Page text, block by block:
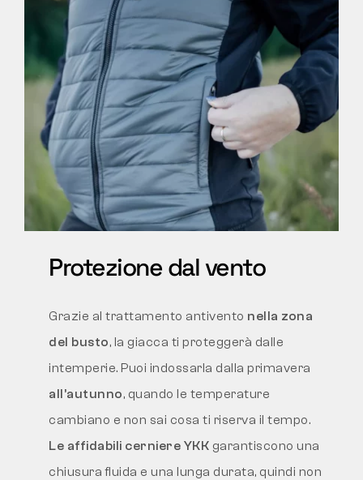
Protezione dal vento
Grazie al trattamento antivento nella zona
del busto, la giacca ti proteggerà dalle
intemperie. Puoi indossarla dalla primavera
all’autunno, quando le temperature
cambiano e non sai cosa ti riserva il tempo.
Le affidabili cerniere YKK garantiscono una
chiusura fluida e una lunga durata, quindi non